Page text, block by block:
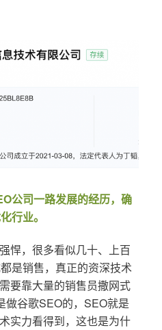
公司一路发展的经历，确
行业。
悍，很多看似几十、上百
是销售，真正的资深技术
要靠大量的销售员撒网式
做谷歌SEO的，SEO就是
实力看得到，这也是为什